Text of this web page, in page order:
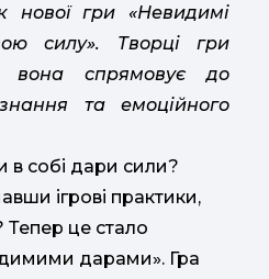
нової гри «Невидимі
силу». Творці гри
вона спрямовує до
та емоційного
в собі дари сили?
ігрові практики,
Тепер це стало
дарами». Гра